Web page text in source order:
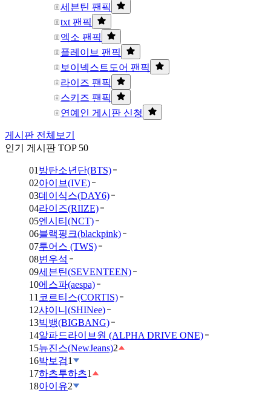
세븐틴 팬픽
txt 팬픽
엑소 팬픽
플레이브 팬픽
보이넥스트도어 팬픽
라이즈 팬픽
스키즈 팬픽
연예인 게시판 신청
게시판 전체보기
인기 게시판 TOP 50
01 방탄소년단(BTS)
02아이브(IVE)
03데이식스(DAY6)
04라이즈(RIIZE)
05엔시티(NCT)
06블랙핑크(blackpink)
07투어스 (TWS)
08변우석
09세븐틴(SEVENTEEN)
10에스파(aespa)
11 코르티스(CORTIS)
12샤이니(SHINee)
13빅뱅(BIGBANG)
14알파드라이브원 (ALPHA DRIVE ONE)
15뉴진스(NewJeans)2
16박보검1
17하츠투하츠1
18아이유2